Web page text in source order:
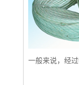
一般来说，经